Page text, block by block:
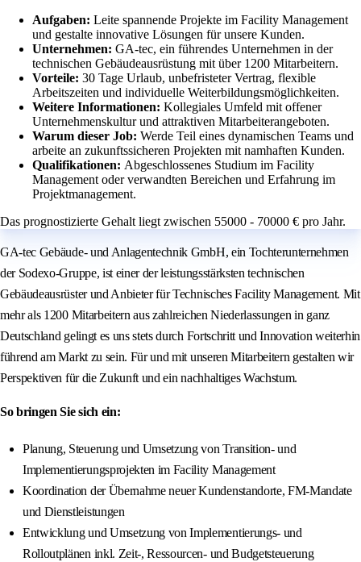
Aufgaben: Leite spannende Projekte im Facility Management
und gestalte innovative Lösungen für unsere Kunden.
Unternehmen: GA-tec, ein führendes Unternehmen in der
technischen Gebäudeausrüstung mit über 1200 Mitarbeitern.
Vorteile: 30 Tage Urlaub, unbefristeter Vertrag, flexible
Arbeitszeiten und individuelle Weiterbildungsmöglichkeiten.
Weitere Informationen: Kollegiales Umfeld mit offener
Unternehmenskultur und attraktiven Mitarbeiterangeboten.
Warum dieser Job: Werde Teil eines dynamischen Teams und
arbeite an zukunftssicheren Projekten mit namhaften Kunden.
Qualifikationen: Abgeschlossenes Studium im Facility
Management oder verwandten Bereichen und Erfahrung im
Projektmanagement.
Das prognostizierte Gehalt liegt zwischen 55000 - 70000 € pro Jahr.
GA-tec Gebäude- und Anlagentechnik GmbH, ein Tochterunternehmen
der Sodexo-Gruppe, ist einer der leistungsstärksten technischen
Gebäudeausrüster und Anbieter für Technisches Facility Management. Mit
mehr als 1200 Mitarbeitern aus zahlreichen Niederlassungen in ganz
Deutschland gelingt es uns stets durch Fortschritt und Innovation weiterhin
führend am Markt zu sein. Für und mit unseren Mitarbeitern gestalten wir
Perspektiven für die Zukunft und ein nachhaltiges Wachstum.
So bringen Sie sich ein:
Planung, Steuerung und Umsetzung von Transition- und
Implementierungsprojekten im Facility Management
Koordination der Übernahme neuer Kundenstandorte, FM-Mandate
und Dienstleistungen
Entwicklung und Umsetzung von Implementierungs- und
Rolloutplänen inkl. Zeit-, Ressourcen- und Budgetsteuerung